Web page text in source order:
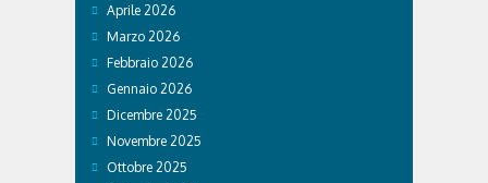
Aprile 2026
Marzo 2026
Febbraio 2026
Gennaio 2026
Dicembre 2025
Novembre 2025
Ottobre 2025